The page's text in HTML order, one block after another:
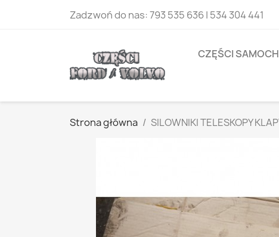
Zadzwoń do nas:793 535 636 | 534 304 441
CZĘŚCI
Strona główna SILOWNIKI TELESKOPY